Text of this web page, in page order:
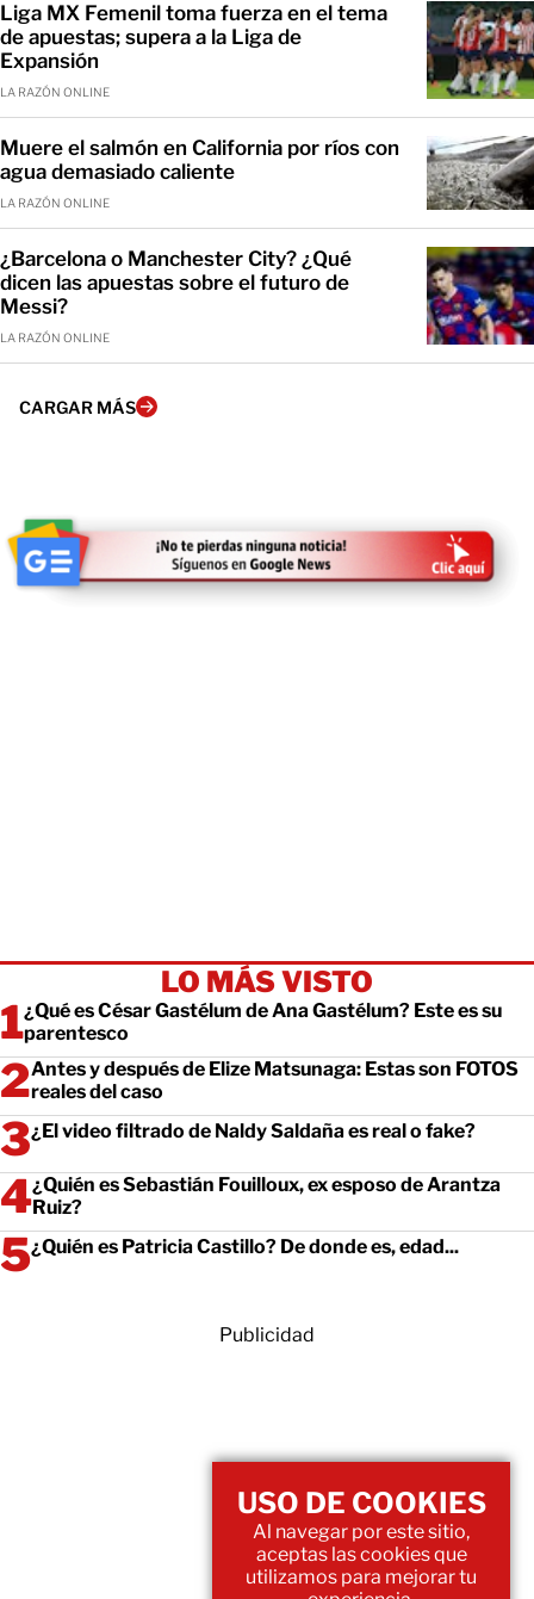
Liga MX Femenil toma fuerza en el tema
de apuestas; supera a la Liga de
Expansión
LA RAZÓN ONLINE
Muere el salmón en California por ríos con
agua demasiado caliente
LA RAZÓN ONLINE
¿Barcelona o Manchester City? ¿Qué
dicen las apuestas sobre el futuro de
Messi?
LA RAZÓN ONLINE
CARGAR MÁS
LO MÁS VISTO
¿Qué es César Gastélum de Ana Gastélum? Este es su
parentesco
Antes y después de Elize Matsunaga: Estas son FOTOS
reales del caso
¿El video filtrado de Naldy Saldaña es real o fake?
¿Quién es Sebastián Fouilloux, ex esposo de Arantza
Ruiz?
¿Quién es Patricia Castillo? De donde es, edad...
Publicidad
USO DE COOKIES
Al navegar por este sitio,
aceptas las cookies que
utilizamos para mejorar tu